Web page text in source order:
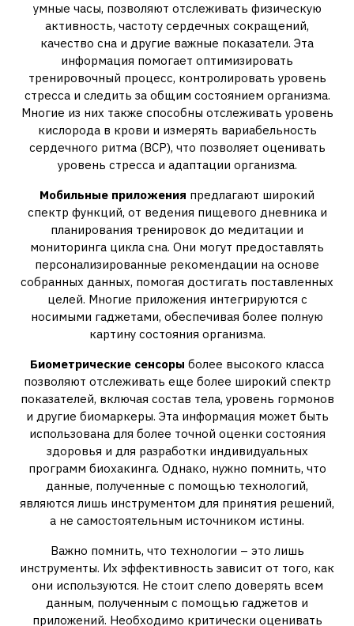
умные часы, позволяют отслеживать физическую
активность, частоту сердечных сокращений,
качество сна и другие важные показатели. Эта
информация помогает оптимизировать
тренировочный процесс, контролировать уровень
стресса и следить за общим состоянием организма.
Многие из них также способны отслеживать уровень
кислорода в крови и измерять вариабельность
сердечного ритма (ВСР), что позволяет оценивать
уровень стресса и адаптации организма.
Мобильные приложения предлагают широкий
спектр функций, от ведения пищевого дневника и
планирования тренировок до медитации и
мониторинга цикла сна. Они могут предоставлять
персонализированные рекомендации на основе
собранных данных, помогая достигать поставленных
целей. Многие приложения интегрируются с
носимыми гаджетами, обеспечивая более полную
картину состояния организма.
Биометрические сенсоры более высокого класса
позволяют отслеживать еще более широкий спектр
показателей, включая состав тела, уровень гормонов
и другие биомаркеры. Эта информация может быть
использована для более точной оценки состояния
здоровья и для разработки индивидуальных
программ биохакинга. Однако, нужно помнить, что
данные, полученные с помощью технологий,
являются лишь инструментом для принятия решений,
а не самостоятельным источником истины.
Важно помнить, что технологии – это лишь
инструменты. Их эффективность зависит от того, как
они используются. Не стоит слепо доверять всем
данным, полученным с помощью гаджетов и
приложений. Необходимо критически оценивать